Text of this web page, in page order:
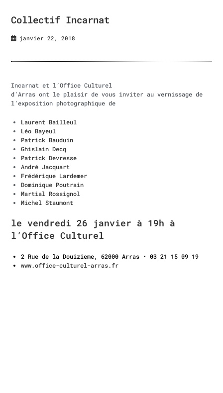
Collectif Incarnat
janvier 22, 2018
Incarnat et l’Office Culturel
d’Arras ont le plaisir de vous inviter au vernissage de
l’exposition photographique de
Laurent Bailleul
Léo Bayeul
Patrick Bauduin
Ghislain Decq
Patrick Devresse
André Jacquart
Frédérique Lardemer
Dominique Poutrain
Martial Rossignol
Michel Staumont
le vendredi 26 janvier à 19h à
l’Office Culturel
2 Rue de la Douizieme, 62000 Arras • 03 21 15 09 19
www.office-culturel-arras.fr